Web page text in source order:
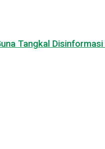
Tangkal Disinformasi